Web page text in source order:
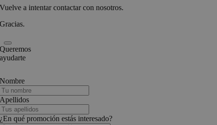
Vuelve a intentar contactar con nosotros.
Gracias.
Queremos
ayudarte
Nombre
Apellidos
¿En qué promoción estás interesado?